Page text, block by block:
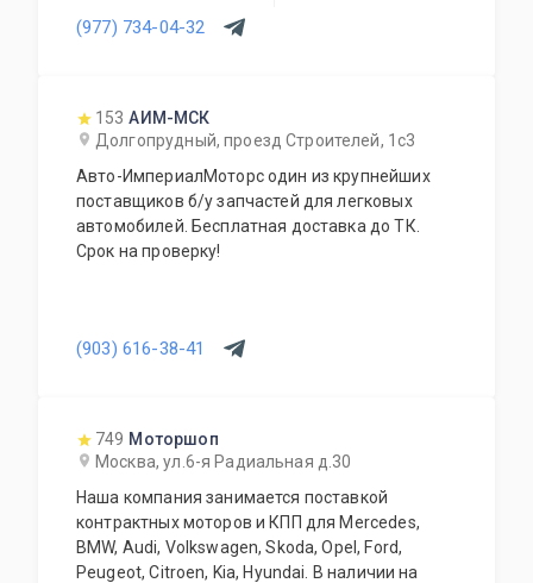
гарантирует самые доступные цены на все
запчасти, независимо от их происхождения.
(977) 734-04-32
153 АИМ-МСК
Долгопрудный, проезд Строителей, 1с3
Авто-ИмпериалМоторс один из крупнейших
поставщиков б/у запчастей для легковых
автомобилей. Бесплатная доставка до ТК.
Срок на проверку!
(903) 616-38-41
749 Моторшоп
Москва, ул.6-я Радиальная д.30
Наша компания занимается поставкой
контрактных моторов и КПП для Mercedes,
BMW, Audi, Volkswagen, Skoda, Opel, Ford,
Peugeot, Citroen, Kia, Hyundai. В наличии на